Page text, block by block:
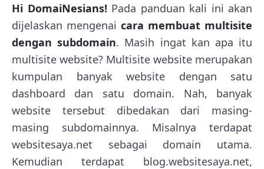
Hi DomaiNesians! Pada panduan kali ini akan
dijelaskan mengenai cara membuat multisite
dengan subdomain. Masih ingat kan apa itu
multisite website? Multisite website merupakan
kumpulan banyak website dengan satu
dashboard dan satu domain. Nah, banyak
website tersebut dibedakan dari masing-
masing subdomainnya. Misalnya terdapat
websitesaya.net sebagai domain utama.
Kemudian terdapat blog.websitesaya.net,